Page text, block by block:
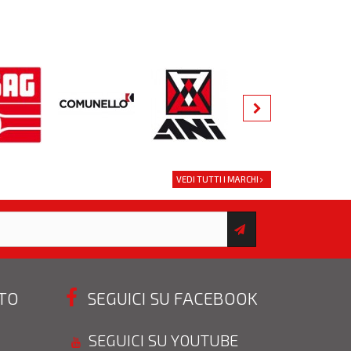
VEDI TUTTI I MARCHI
SEGUICI SU FACEBOOK
SEGUICI SU YOUTUBE